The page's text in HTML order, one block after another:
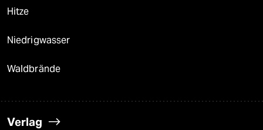
Hitze
Niedrigwasser
Waldbrände
Verlag